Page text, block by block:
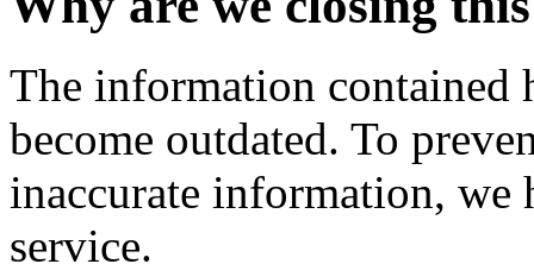
The information contained
become outdated. To
inaccurate information, we
service.